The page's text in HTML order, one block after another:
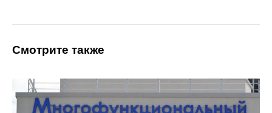
Смотрите также